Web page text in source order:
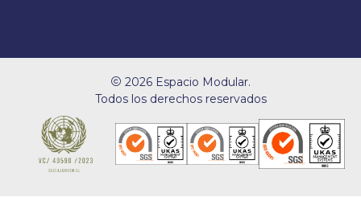
2026 Espacio Modular.
Todos los derechos reservados